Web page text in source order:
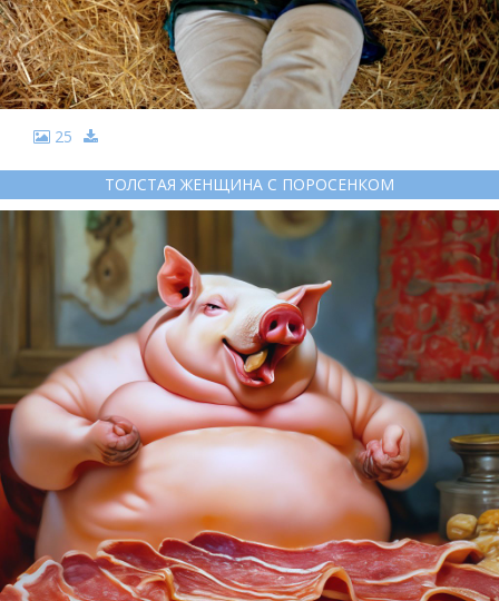
25
ТОЛСТАЯ ЖЕНЩИНА С ПОРОСЕНКОМ